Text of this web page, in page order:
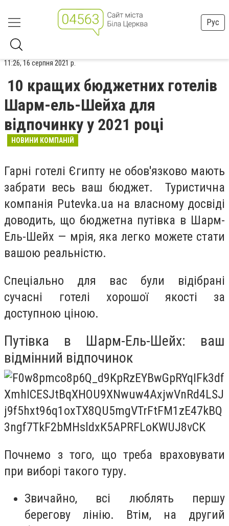
Рус
11:26, 16 серпня 2021 р.
10 кращих бюджетних готелів
Шарм-ель-Шейха для
відпочинку у 2021 році
НОВИНИ КОМПАНІЙ
Гарні готелі Єгипту не обов'язково мають
забрати весь ваш бюджет. Туристична
компанія Putevka.ua на власному досвіді
доводить, що бюджетна путівка в Шарм-
Ель-Шейх — мрія, яка легко можете стати
вашою реальністю.
Спеціально для вас були відібрані
сучасні готелі хорошої якості за
доступною ціною.
Путівка в Шарм-Ель-Шейх: ваш
відмінний відпочинок
Почнемо з того, що треба враховувати
при виборі такого туру.
Звичайно, всі люблять першу
берегову лінію. Втім, на другий